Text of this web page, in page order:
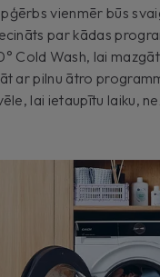
vienmēr būs
par kādas
Cold Wash, lai
ar pilnu ātro
lai ietaupītu laiku,